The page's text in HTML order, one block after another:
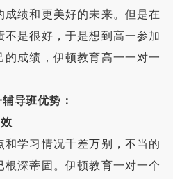
绩和更美好的未来。但是在
是很好，于是想到高一参加
成绩，伊顿教育高一一对一
导班优势：
学习情况千差万别，不当的
深蒂固。伊顿教育一对一个